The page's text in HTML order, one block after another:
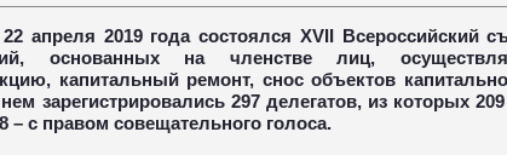
апреля 2019 года состоялся XVII Всероссийский
основанных на членстве лиц,
капитальный ремонт, снос объектов
зарегистрировались 297 делегатов, из которых
– с правом совещательного голоса.